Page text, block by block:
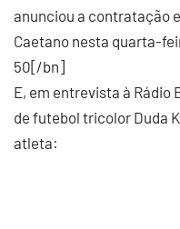
anunciou a contratação
Caetano nesta quarta-
50[/bn]
E, em entrevista à
de futebol tricolor Duda
atleta: